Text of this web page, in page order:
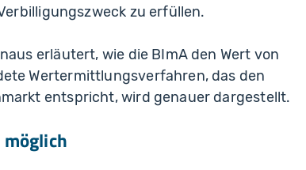
zu erfüllen.
erläutert, wie die BImA den Wert von
Wertermittlungsverfahren, das den
entspricht, wird genauer dargestellt.